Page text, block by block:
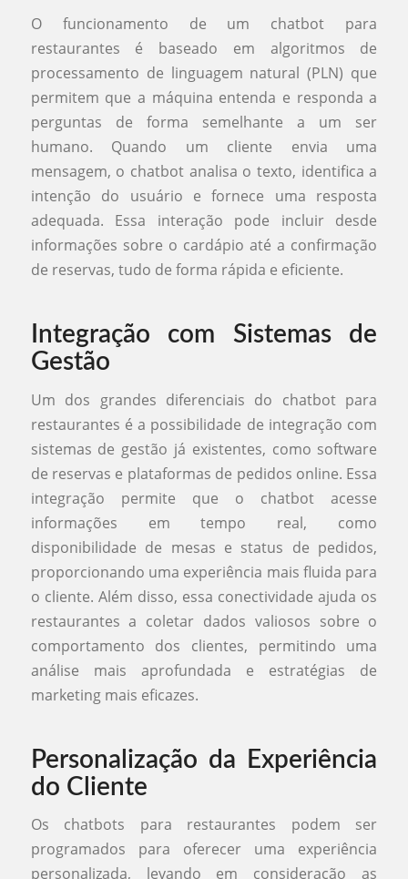
O funcionamento de um chatbot para
restaurantes é baseado em algoritmos de
processamento de linguagem natural (PLN) que
permitem que a máquina entenda e responda a
perguntas de forma semelhante a um ser
humano. Quando um cliente envia uma
mensagem, o chatbot analisa o texto, identifica a
intenção do usuário e fornece uma resposta
adequada. Essa interação pode incluir desde
informações sobre o cardápio até a confirmação
de reservas, tudo de forma rápida e eficiente.
Integração com Sistemas de
Gestão
Um dos grandes diferenciais do chatbot para
restaurantes é a possibilidade de integração com
sistemas de gestão já existentes, como software
de reservas e plataformas de pedidos online. Essa
integração permite que o chatbot acesse
informações em tempo real, como
disponibilidade de mesas e status de pedidos,
proporcionando uma experiência mais fluida para
o cliente. Além disso, essa conectividade ajuda os
restaurantes a coletar dados valiosos sobre o
comportamento dos clientes, permitindo uma
análise mais aprofundada e estratégias de
marketing mais eficazes.
Personalização da Experiência
do Cliente
Os chatbots para restaurantes podem ser
programados para oferecer uma experiência
personalizada, levando em consideração as